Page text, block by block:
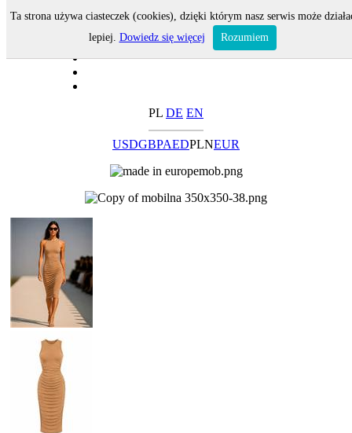
PL DE EN
USDGBPAEDPLNEUR
Ta strona używa ciasteczek (cookies), dzięki którym nasz serwis może
lepiej. Dowiedz się więcej Rozumiem